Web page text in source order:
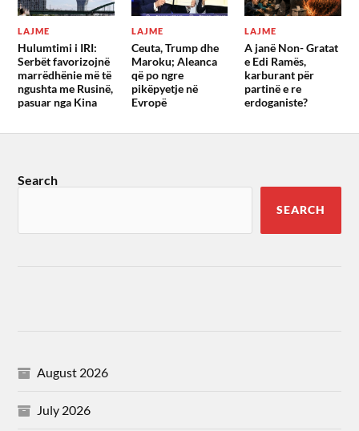
LAJME
Hulumtimi i IRI:
Serbët favorizojnë
marrëdhënie më të
ngushta me Rusinë,
pasuar nga Kina
LAJME
Ceuta, Trump dhe
Maroku; Aleanca
që po ngre
pikëpyetje në
Evropë
LAJME
A janë Non- Gratat
e Edi Ramës,
karburant për
partinë e re
erdoganiste?
Search
SEARCH
August 2026
July 2026